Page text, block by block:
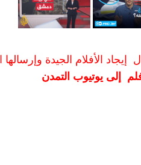
الأفلام الجيدة وإرسالها
إلى يوتيوب التمدن